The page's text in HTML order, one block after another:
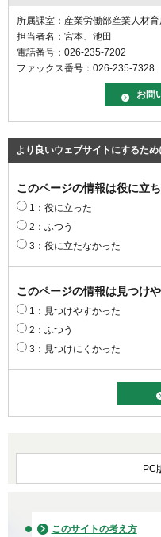
所属課室：産業労働部産業人材
担当者名：宮本、池田
電話番号：026-235-7202
ファックス番号：026-235-7328
より良いウェブサイトにするた
このページの情報は役に立
1：役に立った
2：ふつう
3：役に立たなかった
このページの情報は見つけ
1：見つけやすかった
2：ふつう
3：見つけにくかった
PC
このサイトの考え方